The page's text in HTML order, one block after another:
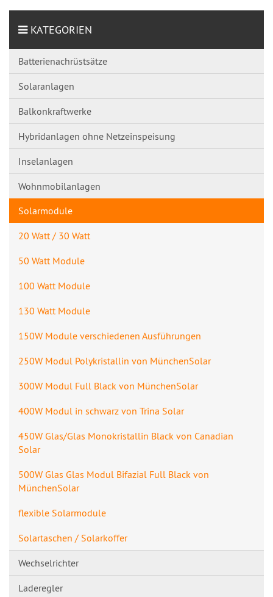
KATEGORIEN
Batterienachrüstsätze
Solaranlagen
Balkonkraftwerke
Hybridanlagen ohne Netzeinspeisung
Inselanlagen
Wohnmobilanlagen
Solarmodule
20 Watt / 30 Watt
50 Watt Module
100 Watt Module
130 Watt Module
150W Module verschiedenen Ausführungen
250W Modul Polykristallin von MünchenSolar
300W Modul Full Black von MünchenSolar
400W Modul in schwarz von Trina Solar
450W Glas/Glas Monokristallin Black von Canadian
Solar
500W Glas Glas Modul Bifazial Full Black von
MünchenSolar
flexible Solarmodule
Solartaschen / Solarkoffer
Wechselrichter
Laderegler